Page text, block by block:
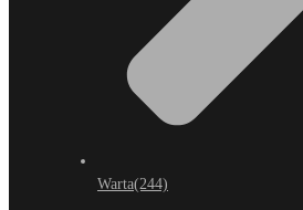
Warta(244)